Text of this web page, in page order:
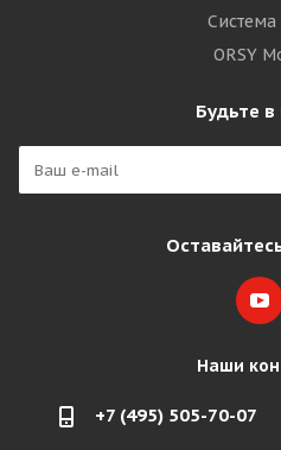
Система
ORSY
Будьте в
Наши
+7 (495) 505-70-07